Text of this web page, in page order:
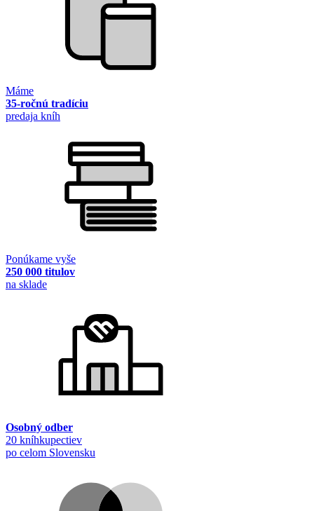
Máme
35-ročnú tradíciu
predaja kníh
Ponúkame vyše
250 000 titulov
na sklade
Osobný odber
20 kníhkupectiev
po celom Slovensku